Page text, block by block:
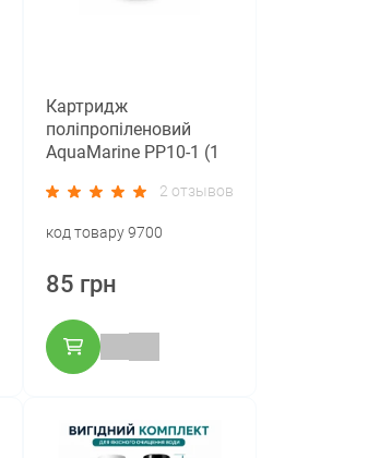
Картридж
поліпропіленовий
AquaMarine PP10-1 (1
2 отзывов
код товару 9700
85 грн